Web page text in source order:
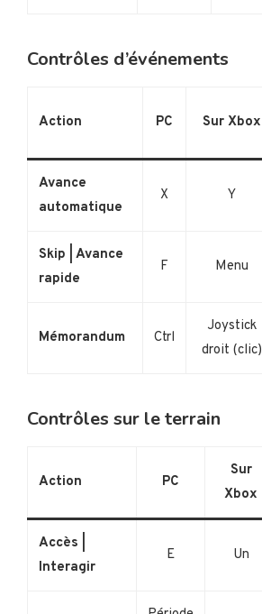
Contrôles d’événements
Action PC Sur Xbox
Avance
automatique
X Y
Skip | Avance
rapide
F Menu
Mémorandum Ctrl
Joystick
droit (clic)
Contrôles sur le terrain
Action PC
Sur
Xbox
Accès |
Interagir
E Un